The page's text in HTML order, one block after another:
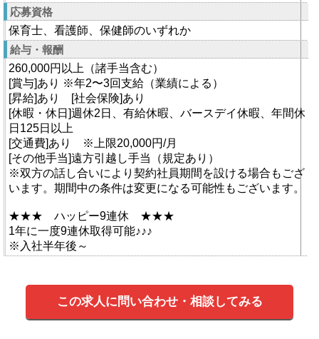
応募資格
保育士、看護師、保健師のいずれか
給与・報酬
260,000円以上（諸手当含む）
[賞与]あり ※年2〜3回支給（業績による）
[昇給]あり [社会保険]あり
[休暇・休日]週休2日、有給休暇、バースデイ休暇、年間休
日125日以上
[交通費]あり ※上限20,000円/月
[その他手当]遠方引越し手当（規定あり）
※双方の話し合いにより契約社員期間を設ける場合もござ
います。期間中の条件は変更になる可能性もございます。
★★★ ハッピー9連休 ★★★
1年に一度9連休取得可能♪♪♪
※入社半年後～
この求人に問い合わせ・相談してみる